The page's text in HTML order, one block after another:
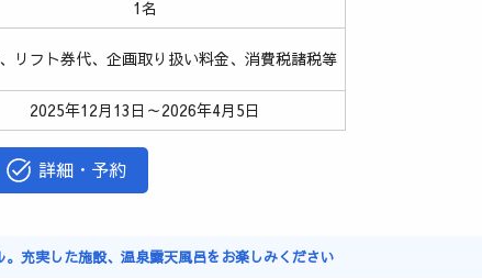
1名
リフト券代、企画取り扱い料金、消費税諸税等
2025年12月13日～2026年4月5日
詳細・予約
充実した施設、温泉露天風呂をお楽しみください